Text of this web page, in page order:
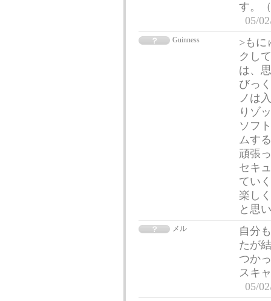
す。
05/
Guinness
>もに
クし
は、
びっ
ノは
りゾ
ソフ
ムす
頑張
セキ
てい
楽し
と思
メル
自分
たが
つか
スキ
05/